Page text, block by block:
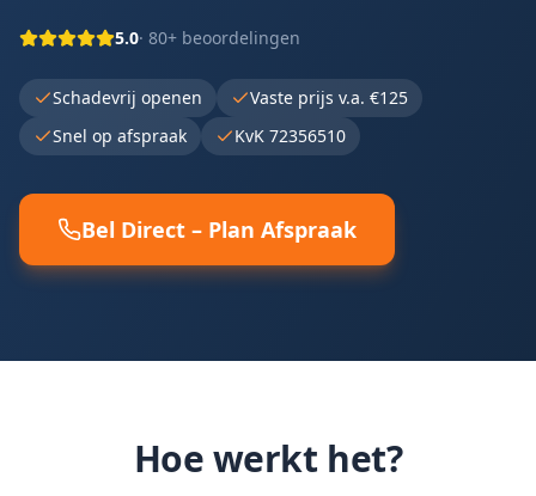
5.0· 80+ beoordelingen
Schadevrij openen
Vaste prijs v.a. €125
Snel op afspraak
KvK 72356510
Bel Direct – Plan Afspraak
Hoe werkt het?